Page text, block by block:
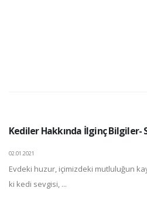
Kediler Hakkında İlginç Bilgiler-
02.01.2021
Evdeki huzur, içimizdeki mutluluğun
ki kedi sevgisi, ...